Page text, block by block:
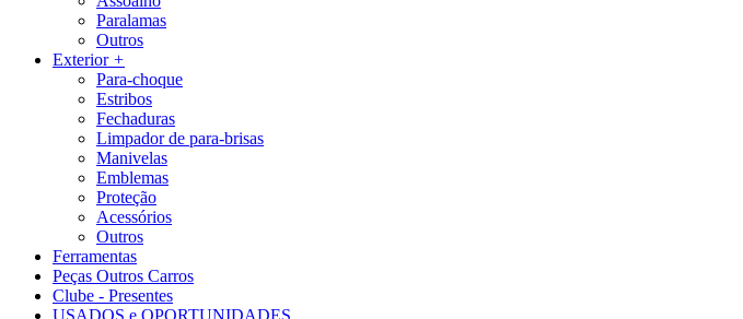
Paralamas
Outros
Exterior +
Para-choque
Estribos
Fechaduras
Limpador de para-brisas
Manivelas
Emblemas
Proteção
Acessórios
Outros
Ferramentas
Peças Outros Carros
Clube - Presentes
USADOS e OPORTUNIDADES